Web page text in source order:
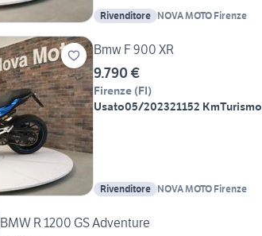
Rivenditore NOVA MOTO Firenze
Bmw F 900 XR
9.790 €
Firenze (FI)
Usato05/202321152 KmTurismo
Rivenditore NOVA MOTO Firenze
BMW R 1200 GS Adventure